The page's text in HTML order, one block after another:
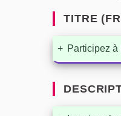
TITRE
+ Participez à